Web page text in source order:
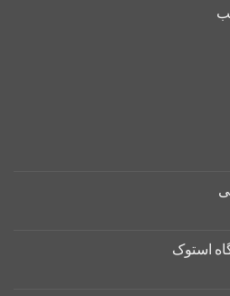
استوک